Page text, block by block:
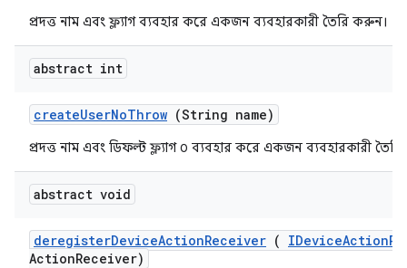
প্রদত্ত নাম এবং ফ্ল্যাগ ব্যবহার করে একজন ব্যবহারকারী তৈরি করুন।
abstract int
createUserNoThrow (String name)
প্রদত্ত নাম এবং ডিফল্ট ফ্ল্যাগ ০ ব্যবহার করে একজন ব্যবহারকারী
abstract void
deregisterDeviceActionReceiver ( IDeviceAction
ActionReceiver)